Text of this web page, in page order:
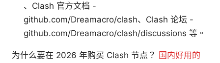
、Clash 官方文档 -
github.com/Dreamacro/clash、Clash 论坛 -
github.com/Dreamacro/clash/discussions 等。
为什么要在 2026 年购买 Clash 节点？ 国内好用的